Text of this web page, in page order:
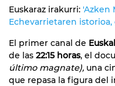
Euskaraz irakurri: 'Azken
Echevarrietaren istorioa,
El primer canal de
de las 22:15 horas, el
último magnate), una
que repasa la figura del